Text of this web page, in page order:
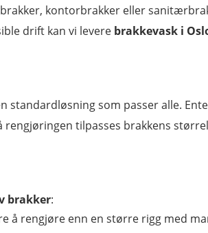
kontorbrakker eller
drift kan vi levere brakkevask i
standardløsning som passer alle.
tilpasses brakkens
brakker:
å rengjøre enn en større rigg med